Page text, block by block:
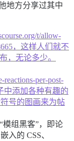
地方分享过其中
t/allow-
，这样人们就不
，无论多少。
reactions-per-post-
中添加各种有趣的
号的图画来为帖
模组黑客”，即论
入的 CSS、